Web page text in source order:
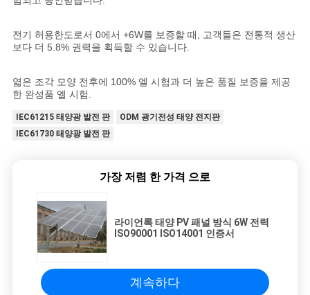
트
맵
PRIVACY
POLICY
전기 허용한도로서 0에서 +6W를 보증할 때, 고객들은 전통적 생산
보다 더 5.8% 권력을 획득할 수 있습니다.
엷은 조각 모양 전후에 100% 엘 시험과 더 높은 품질 보증을 제공
한 완성품 엘 시험.
IEC61215 태양광 발전 판
ODM 광기전성 태양 전지판
IEC61730 태양광 발전 판
가장 저렴 한 가격 으로
라이언록 태양 PV 패널 방식 6W 전력
ISO90001 ISO14001 인증서
계속하다